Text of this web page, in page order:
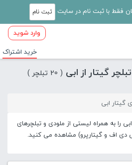
ثبت نام
وارد شوید
خرید اشتراک
گیتار از ابی ( 20 تبلچر )
گیتار ابی
به همراه لیستی از ملودی و تبلچرهای
دی اف و گیتارپرو) مشاهده می کنید.